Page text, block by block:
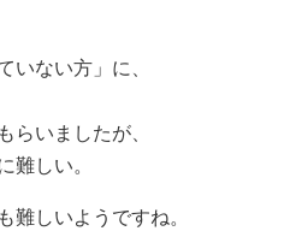
いない方」に、
らいましたが、
難しい。
難しいようですね。